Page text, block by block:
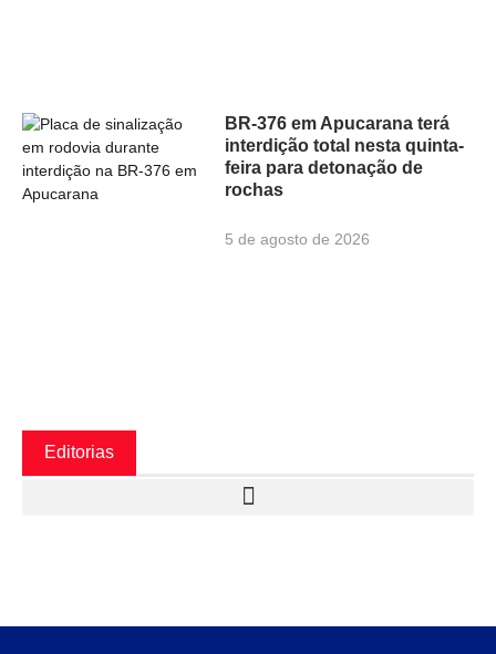
BR-376 em Apucarana terá
interdição total nesta quinta-
feira para detonação de
rochas
5 de agosto de 2026
Editorias